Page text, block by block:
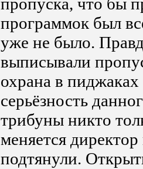
программок был
уже не было.
выписывали
охрана в
серьёзность
трибуны никто
меняется
подтянули.